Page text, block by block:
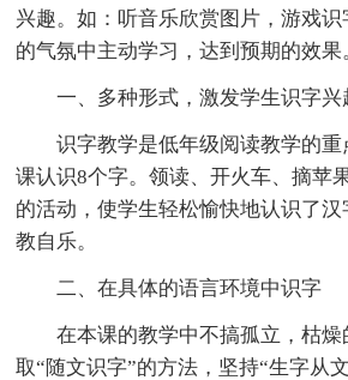
兴趣。如：听音乐欣赏图片，游戏
的气氛中主动学习，达到预期的效果
一、多种形式，激发学生识字兴
识字教学是低年级阅读教学的
课认识8个字。领读、开火车、摘苹
的活动，使学生轻松愉快地认识了
教自乐。
二、在具体的语言环境中识字
在本课的教学中不搞孤立，枯
取“随文识字”的方法，坚持“生字从